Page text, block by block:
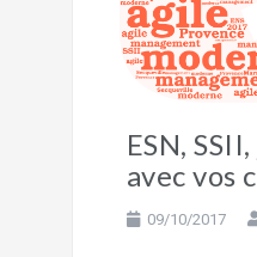
ESN,
avec vos
09/10/2017